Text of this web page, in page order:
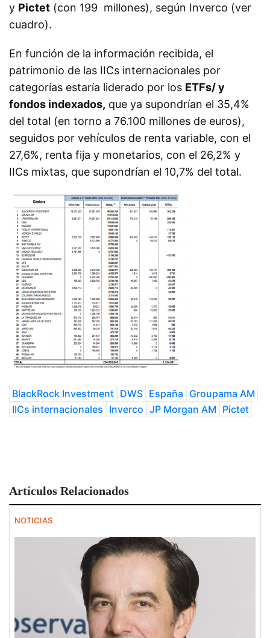
y Pictet (con 199 millones), según Inverco (ver
cuadro).
En función de la información recibida, el
patrimonio de las IICs internacionales por
categorías estaría liderado por los ETFs/ y
fondos indexados, que ya supondrían el 35,4%
del total (en torno a 76.100 millones de euros),
seguidos por vehículos de renta variable, con el
27,6%, renta fija y monetarios, con el 26,2% y
IICs mixtas, que supondrían el 10,7% del total.
BlackRock Investment DWS España Groupama AM
IICs internacionales Inverco JP Morgan AM Pictet
Artículos Relacionados
NOTICIAS